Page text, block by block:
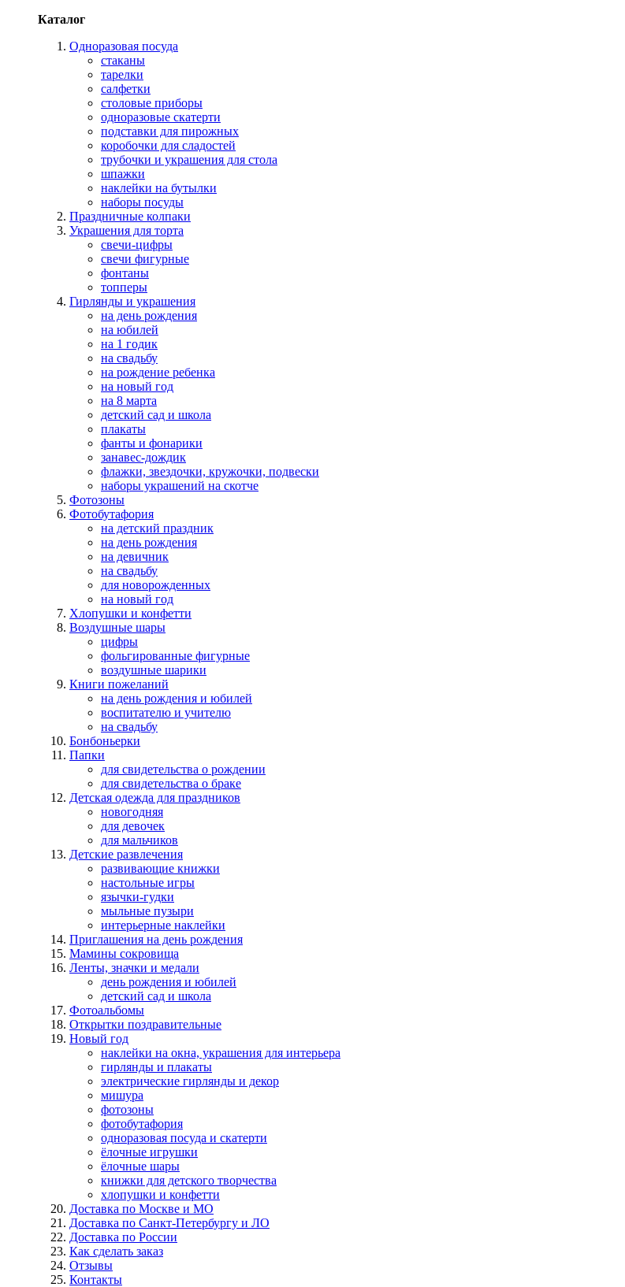
Каталог
Одноразовая посуда
стаканы
тарелки
салфетки
столовые приборы
одноразовые скатерти
подставки для пирожных
коробочки для сладостей
трубочки и украшения для стола
шпажки
наклейки на бутылки
наборы посуды
Праздничные колпаки
Украшения для торта
свечи-цифры
свечи фигурные
фонтаны
топперы
Гирлянды и украшения
на день рождения
на юбилей
на 1 годик
на свадьбу
на рождение ребенка
на новый год
на 8 марта
детский сад и школа
плакаты
фанты и фонарики
занавес-дождик
флажки, звездочки, кружочки, подвески
наборы украшений на скотче
Фотозоны
Фотобутафория
на детский праздник
на день рождения
на девичник
на свадьбу
для новорожденных
на новый год
Хлопушки и конфетти
Воздушные шары
цифры
фольгированные фигурные
воздушные шарики
Книги пожеланий
на день рождения и юбилей
воспитателю и учителю
на свадьбу
Бонбоньерки
Папки
для свидетельства о рождении
для свидетельства о браке
Детская одежда для праздников
новогодняя
для девочек
для мальчиков
Детские развлечения
развивающие книжки
настольные игры
язычки-гудки
мыльные пузыри
интерьерные наклейки
Приглашения на день рождения
Мамины сокровища
Ленты, значки и медали
день рождения и юбилей
детский сад и школа
Фотоальбомы
Открытки поздравительные
Новый год
наклейки на окна, украшения для интерьера
гирлянды и плакаты
электрические гирлянды и декор
мишура
фотозоны
фотобутафория
одноразовая посуда и скатерти
ёлочные игрушки
ёлочные шары
книжки для детского творчества
хлопушки и конфетти
Доставка по Москве и МО
Доставка по Санкт-Петербургу и ЛО
Доставка по России
Как сделать заказ
Отзывы
Контакты